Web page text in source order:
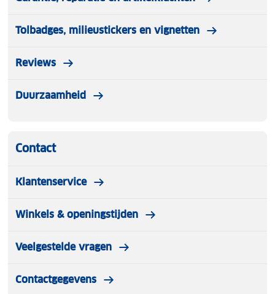
Tolbadges, milieustickers en vignetten
Reviews
Duurzaamheid
Contact
Klantenservice
Winkels & openingstijden
Veelgestelde vragen
Contactgegevens